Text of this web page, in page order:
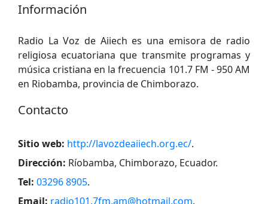
Información
Radio La Voz de Aiiech es una emisora ​​de radio
religiosa ecuatoriana que transmite programas y
música cristiana en la frecuencia 101.7 FM - 950 AM
en Riobamba, provincia de Chimborazo.
Contacto
Sitio web: http://lavozdeaiiech.org.ec/.
Dirección: Ríobamba, Chimborazo, Ecuador.
Tel: 03296 8905.
Email: radio101.7fm.am@hotmail.com.